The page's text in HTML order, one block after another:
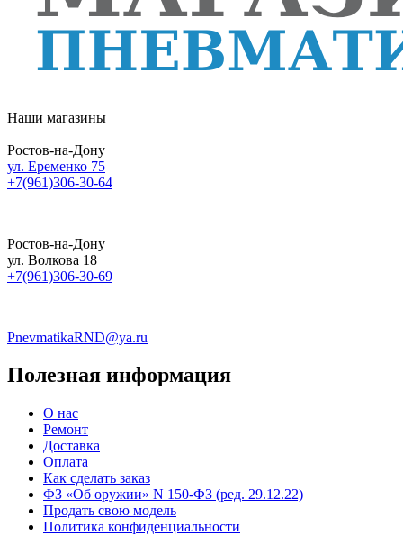
Наши магазины
Ростов-на-Дону
ул. Еременко 75
+7(961)306-30-64
Ростов-на-Дону
ул. Волкова 18
+7(961)306-30-69
PnevmatikaRND@ya.ru
Полезная информация
О нас
Ремонт
Доставка
Оплата
Как сделать заказ
ФЗ «Об оружии» N 150-ФЗ (ред. 29.12.22)
Продать свою модель
Политика конфиденциальности